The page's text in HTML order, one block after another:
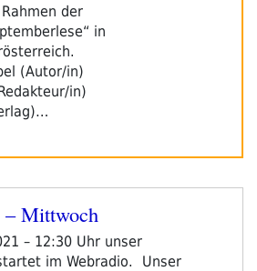
der
in
(Autor/in)
in)
Mittwoch
– 12:30 Uhr unser
im Webradio. Unser